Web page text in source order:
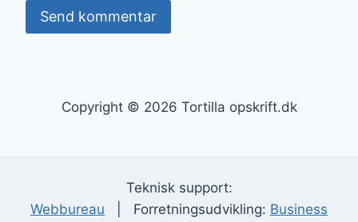
Copyright © 2026 Tortilla opskrift.dk
Teknisk support:
Webbureau | Forretningsudvikling: Business